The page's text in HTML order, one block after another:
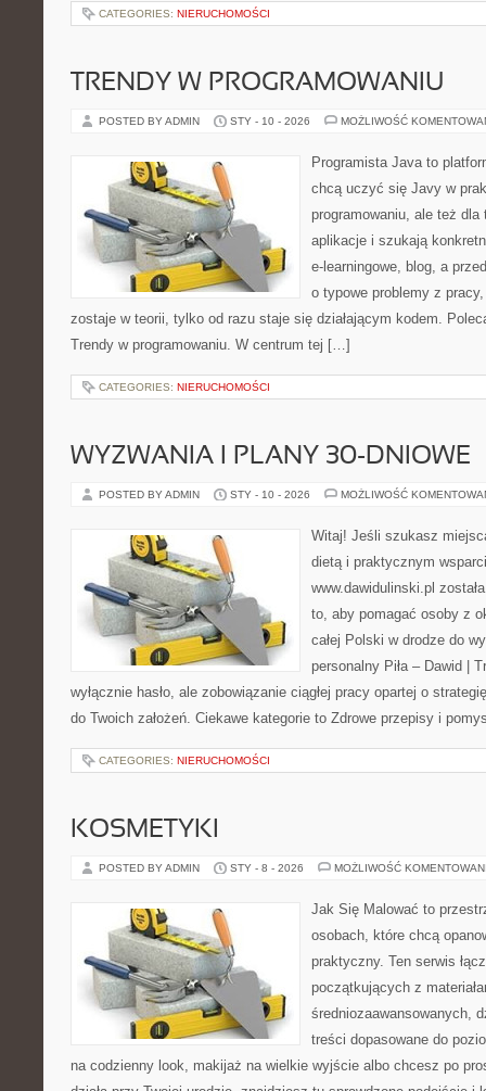
CATEGORIES: NIERUCHOMOŚCI
TRENDY W PROGRAMOWANIU
POSTED BY ADMIN STY - 10 - 2026 MOŻLIWOŚĆ
Programista Java to
chcą uczyć się Javy w
programowaniu, ale też
aplikacje i szukają
e-learningowe, blog, a
o typowe problemy z
zostaje w teorii, tylko od razu staje się działającym kodem.
Trendy w programowaniu. W centrum tej […]
CATEGORIES: NIERUCHOMOŚCI
WYZWANIA I PLANY 30-DNIOWE
POSTED BY ADMIN STY - 10 - 2026 MOŻLIWOŚĆ
Witaj! Jeśli szukasz
dietą i praktycznym
www.dawidulinski.pl
to, aby pomagać osoby z
całej Polski w drodze do
personalny Piła – Dawid |
wyłącznie hasło, ale zobowiązanie ciągłej pracy opartej o
do Twoich założeń. Ciekawe kategorie to Zdrowe przepisy i
CATEGORIES: NIERUCHOMOŚCI
KOSMETYKI
POSTED BY ADMIN STY - 8 - 2026 MOŻLIWOŚĆ
Jak Się Malować to
osobach, które chcą
praktyczny. Ten serwis
początkujących z
średniozaawansowanych,
treści dopasowane do
na codzienny look, makijaż na wielkie wyjście albo chcesz po